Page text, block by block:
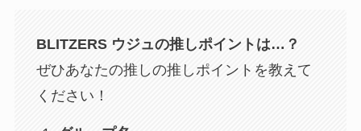
BLITZERS ウジュの推しポイントは…？
ぜひあなたの推しの推しポイントを教えて
ください！